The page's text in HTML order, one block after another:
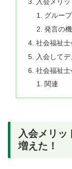
グルー
発言の
社会福祉
入会して
社会福祉
関連
入会メリ
増えた！